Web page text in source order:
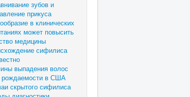
зубов и
прикуса
в клинических
может повысить
медицины
сифилиса
выпадения волос
рождаемости в США
скрытого сифилиса